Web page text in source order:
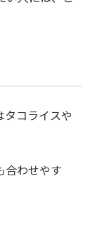
タコライスや
合わせやす